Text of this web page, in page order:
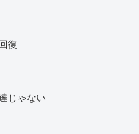
復
じゃない